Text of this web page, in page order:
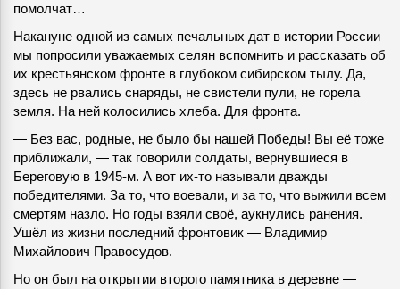
помолчат…
Накануне одной из самых печальных дат в истории России
мы попросили уважаемых селян вспомнить и рассказать об
их крестьянском фронте в глубоком сибирском тылу. Да,
здесь не рвались снаряды, не свистели пули, не горела
земля. На ней колосились хлеба. Для фронта.
— Без вас, родные, не было бы нашей Победы! Вы её тоже
приближали, — так говорили солдаты, вернувшиеся в
Береговую в 1945-м. А вот их-то называли дважды
победителями. За то, что воевали, и за то, что выжили всем
смертям назло. Но годы взяли своё, аукнулись ранения.
Ушёл из жизни последний фронтовик — Владимир
Михайлович Правосудов.
Но он был на открытии второго памятника в деревне —